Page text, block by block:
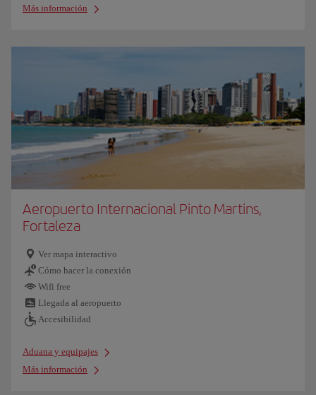
Más información
Aeropuerto Internacional Pinto Martins,
Fortaleza
Ver mapa interactivo
Cómo hacer la conexión
Wifi free
Llegada al aeropuerto
Accesibilidad
Aduana y equipajes
Más información